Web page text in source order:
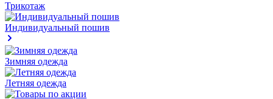
Трикотаж
Индивидуальный пошив
Зимняя одежда
Летняя одежда